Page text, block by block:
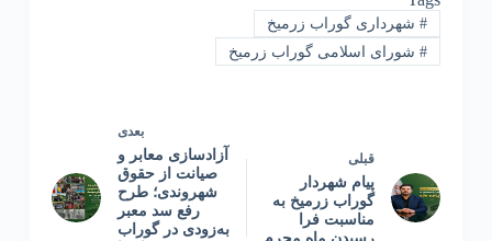
#شهرداری گوراب زرمیخ
#شورای اسلامی گوراب زرمیخ
قبلی
پیام شهردار
گوراب زرمیخ به
مناسبت فرا
بعدی
آزادسازی معابر و
صیانت از حقوق
شهروندی؛ طرح
رفع سد معبر
به‌زودی در گوراب